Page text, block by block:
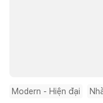
Modern - Hiện đại